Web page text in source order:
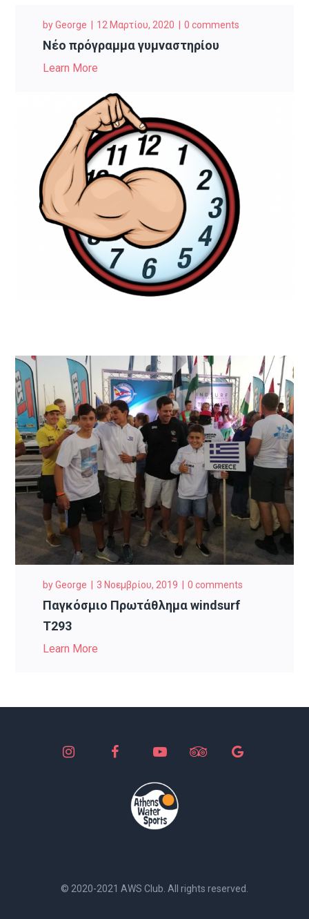
byGeorge 12 Μαρτίου, 2020 0 comments
Νέο πρόγραμμα γυμναστηρίου
Learn More
byGeorge 3 Νοεμβρίου, 2019 0 comments
Παγκόσμιο Πρωτάθλημα windsurf
T293
Learn More
© 2020-2021 AWS Club. All rights reserved.